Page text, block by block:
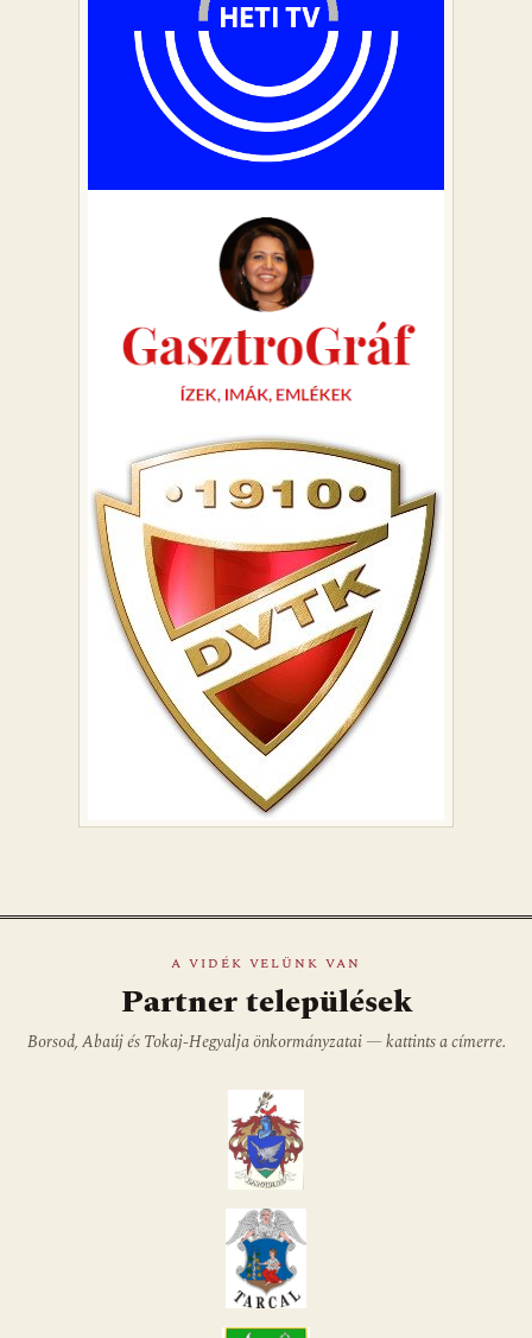
A VIDÉK VELÜNK VAN
Partner települések
Borsod, Abaúj és Tokaj-Hegyalja önkormányzatai — kattints a címerre.